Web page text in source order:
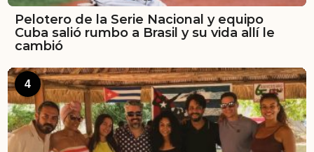
Pelotero de la Serie Nacional y equipo
Cuba salió rumbo a Brasil y su vida allí le
cambió
4